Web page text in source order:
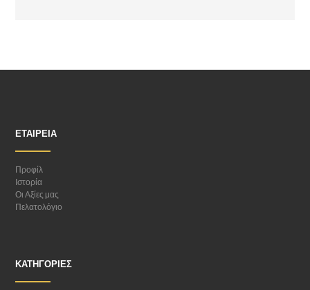
ΕΤΑΙΡΕΊΑ
Προφίλ
Ιστορία
Οι Αξίες μας
Πελατολόγιο
ΚΑΤΗΓΟΡΊΕΣ